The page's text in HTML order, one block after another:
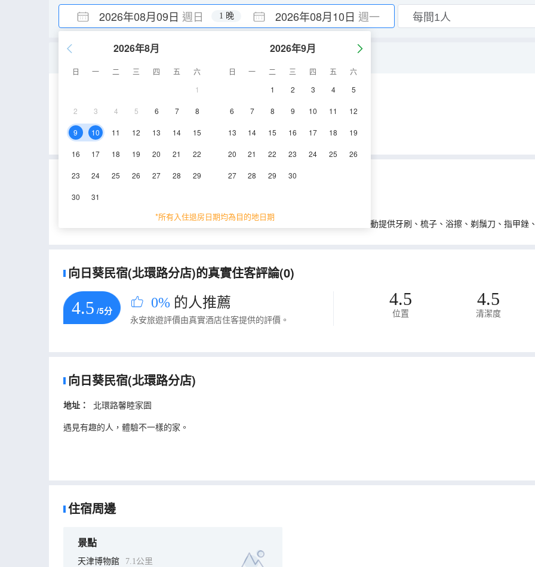
2026年08月09日 週日 2026年08月10日 週一
1 晚
2026年8月
日 一 二 三 四 五
六
1
2 3 4 5 6 7 8
9 10 11 12 13 14 15
16 17 18 19 20 21 22
23 24 25 26 27 28 29
30 31
2026年9月
日 一 二 三 四 五
六
1
2 3 4 5
6 7 8 9 10 11 12
13 14 15 16 17 18 19
20 21 22 23 24 25 26
27 28 29 30
*所有入住退房日期均為目的地日期
重要資訊
根據《天津市生活垃圾管理條例》相關規定，自2020年12月1日起，住宿業不得主動提供牙刷、梳子、浴擦、剃鬚刀、指甲銼
向日葵民宿(北環路分店)的真實住客評論(0)
4.5 /5分 0% 的人推薦
永安旅遊評價由真實酒店住客提供的評價。
4.5
位置
4.5
清潔度
向日葵民宿(北環路分店)
地址：
北環路馨睦家園
遇見有趣的人，體驗不一樣的家。
住宿周邊
景點
天津博物館
7.1公里